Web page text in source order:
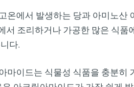
온에서 발생하는 당과 아미노산
서 조리하거나 가공한 많은 식
다.
마이드는 식물성 식품을 충분히